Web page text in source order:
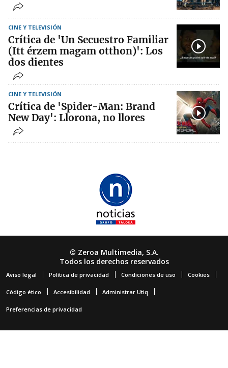
CINE Y TELEVISIÓN
Crítica de 'Un Secuestro Familiar
(Itt érzem magam otthon)': Los
dos dientes
CINE Y TELEVISIÓN
Crítica de 'Spider-Man: Brand
New Day': Llorona, no llores
© Zeroa Multimedia, S.A.
Todos los derechos reservados
Aviso legal Política de privacidad Condiciones de uso Cookies
Código ético Accesibilidad Administrar Utiq
Preferencias de privacidad